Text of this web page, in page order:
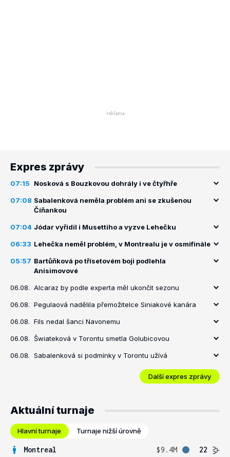
Expres zprávy
07:15 Nosková s Bouzkovou dohrály i ve čtyřhře
07:08 Sabalenková neměla problém ani se zkušenou
Číňankou
07:04 Jódar vyřídil i Musettiho a vyzve Lehečku
06:33 Lehečka neměl problém, v Montrealu je v osmifinále
05:57 Bartůňková po třísetovém boji podlehla
Anisimovové
06.08. Alcaraz by podle experta měl ukončit sezonu
06.08. Pegulaová nadělila přemožitelce Siniakové kanára
06.08. Fils nedal šanci Navonemu
06.08. Šwiateková v Torontu smetla Golubicovou
06.08. Sabalenková si podmínky v Torontu užívá
Další expres zprávy
Aktuální turnaje
Hlavní turnaje Turnaje nižší úrovně
Montreal $9.4M
22